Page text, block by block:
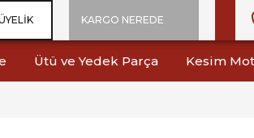
KARGO NEREDE
Ütü ve Yedek Parça Kesim